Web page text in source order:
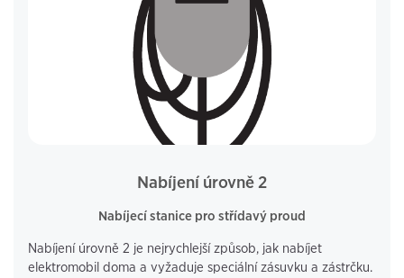
Nabíjení úrovně 2
Nabíjecí stanice pro střídavý proud
Nabíjení úrovně 2 je nejrychlejší způsob, jak nabíjet
elektromobil doma a vyžaduje speciální zásuvku a zástrčku.